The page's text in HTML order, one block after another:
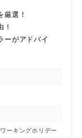
厳選！
！
ーがアドバイ
ーキングホリデー